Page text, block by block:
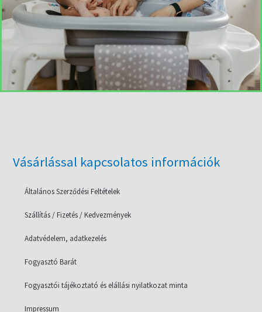
Vásárlással kapcsolatos információk
Általános Szerződési Feltételek
Szállítás / Fizetés / Kedvezmények
Adatvédelem, adatkezelés
Fogyasztó Barát
Fogyasztói tájékoztató és elállási nyilatkozat minta
Impressum